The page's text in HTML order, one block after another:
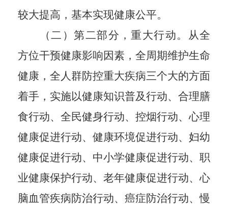
较大提高，基本实现健康公平。
（二）第二部分，重大行动。
从全
方位干预健康影响因素，全周期维护生命
健康，全人群防控重大疾病三个大的方面
着手，实施以健康知识普及行动、合理膳
食行动、全民健身行动、控烟行动、心理
健康促进行动、健康环境促进行动、妇幼
健康促进行动、中小学健康促进行动、职
业健康保护行动、老年健康促进行动、心
脑血管疾病防治行动、癌症防治行动、慢